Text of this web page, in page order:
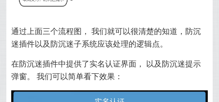
通过上面三个流程图， 我们就可以很清楚的知道，防沉
迷插件以及防沉迷子系统应该处理的逻辑点。
在防沉迷插件中提供了实名认证界面， 以及防沉迷提示
弹窗。 我们可以简单看下效果：